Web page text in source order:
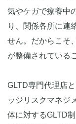
気やケガで療養中
り、関係各所に連
せん。だからこそ
が整備されている
GLTD専門代理店
ッジリスクマネジ
体に対するGLTD